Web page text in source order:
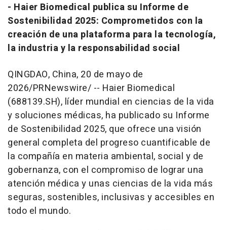
- Haier Biomedical publica su Informe de
Sostenibilidad 2025: Comprometidos con la
creación de una plataforma para la tecnología,
la industria y la responsabilidad social
QINGDAO, China, 20 de mayo de
2026/PRNewswire/ -- Haier Biomedical
(688139.SH), líder mundial en ciencias de la vida
y soluciones médicas, ha publicado su Informe
de Sostenibilidad 2025, que ofrece una visión
general completa del progreso cuantificable de
la compañía en materia ambiental, social y de
gobernanza, con el compromiso de lograr una
atención médica y unas ciencias de la vida más
seguras, sostenibles, inclusivas y accesibles en
todo el mundo.